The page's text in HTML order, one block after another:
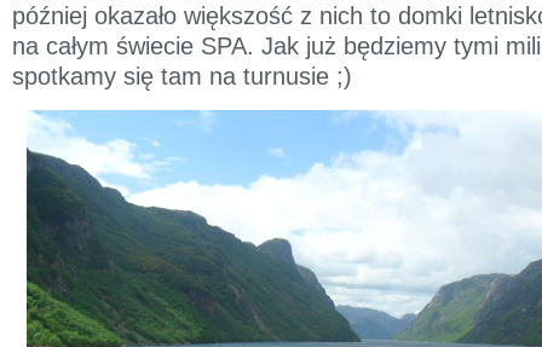
później okazało większość z nich to domki
na całym świecie SPA. Jak już będziemy tymi
spotkamy się tam na turnusie ;)